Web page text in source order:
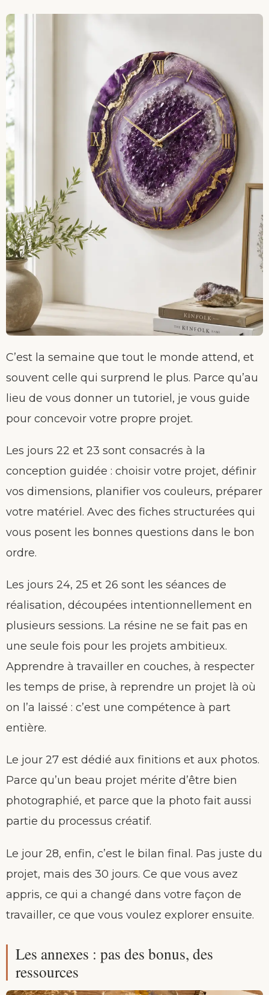
C’est la semaine que tout le monde attend, et
souvent celle qui surprend le plus. Parce qu’au
lieu de vous donner un tutoriel, je vous guide
pour concevoir votre propre projet.
Les jours 22 et 23 sont consacrés à la
conception guidée : choisir votre projet, définir
vos dimensions, planifier vos couleurs, préparer
votre matériel. Avec des fiches structurées qui
vous posent les bonnes questions dans le bon
ordre.
Les jours 24, 25 et 26 sont les séances de
réalisation, découpées intentionnellement en
plusieurs sessions. La résine ne se fait pas en
une seule fois pour les projets ambitieux.
Apprendre à travailler en couches, à respecter
les temps de prise, à reprendre un projet là où
on l’a laissé : c’est une compétence à part
entière.
Le jour 27 est dédié aux finitions et aux photos.
Parce qu’un beau projet mérite d’être bien
photographié, et parce que la photo fait aussi
partie du processus créatif.
Le jour 28, enfin, c’est le bilan final. Pas juste du
projet, mais des 30 jours. Ce que vous avez
appris, ce qui a changé dans votre façon de
travailler, ce que vous voulez explorer ensuite.
Les annexes : pas des bonus, des
ressources